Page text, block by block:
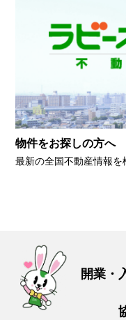
物件をお探しの方へ
最新の全国不動産情報を
開業・